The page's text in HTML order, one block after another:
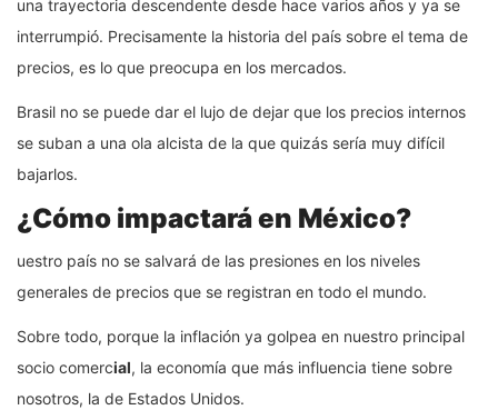
una trayectoria descendente desde hace varios años y ya se
interrumpió. Precisamente la historia del país sobre el tema de
precios, es lo que preocupa en los mercados.
Brasil no se puede dar el lujo de dejar que los precios internos
se suban a una ola alcista de la que quizás sería muy difícil
bajarlos.
¿Cómo impactará en México?
uestro país no se salvará de las presiones en los niveles
generales de precios que se registran en todo el mundo.
Sobre todo, porque la inflación ya golpea en nuestro principal
socio comercial, la economía que más influencia tiene sobre
nosotros, la de Estados Unidos.